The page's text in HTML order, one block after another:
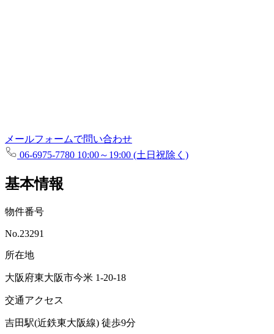
メールフォームで問い合わせ
06-6975-7780 10:00～19:00 (土日祝除く)
基本情報
物件番号
No.23291
所在地
大阪府東大阪市今米 1-20-18
交通アクセス
吉田駅(近鉄東大阪線) 徒歩9分